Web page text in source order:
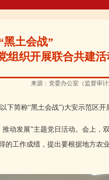
黑土会战”
织开展联合共建活
来源：党委办公室（监督审计
简称“黑土会战”)大安示范区开
发展”主题党日活动。会上，
的工作成绩，提出要根据地方农